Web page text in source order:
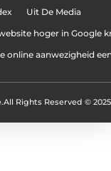
Uit De Media
hoger in Google
online aanwezigheid
All Rights Reserved © 2025